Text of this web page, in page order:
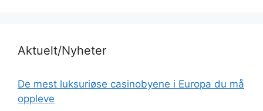
Aktuelt/Nyheter
De mest luksuriøse casinobyene i Europa du må
oppleve